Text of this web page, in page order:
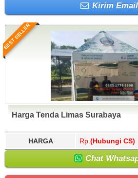
Kirim Email
BEST SELLER
Harga Tenda Limas Surabaya
HARGA Rp. (Hubungi CS)
Chat